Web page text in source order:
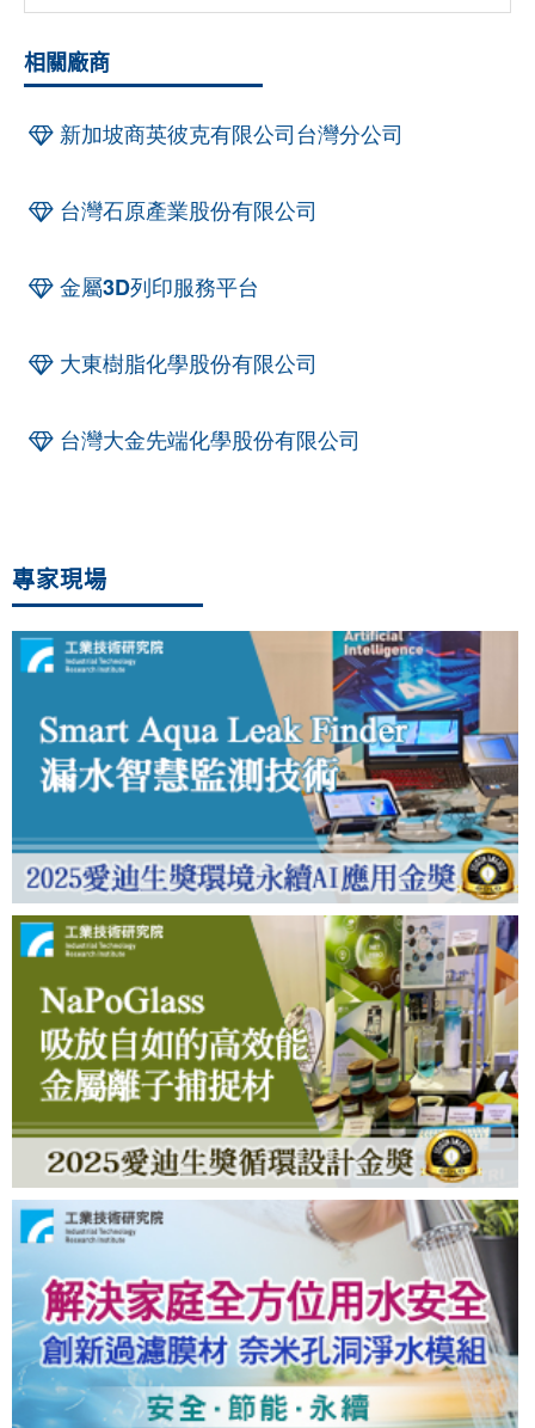
相關廠商
新加坡商英彼克有限公司台灣分公司
台灣石原產業股份有限公司
金屬3D列印服務平台
大東樹脂化學股份有限公司
台灣大金先端化學股份有限公司
專家現場